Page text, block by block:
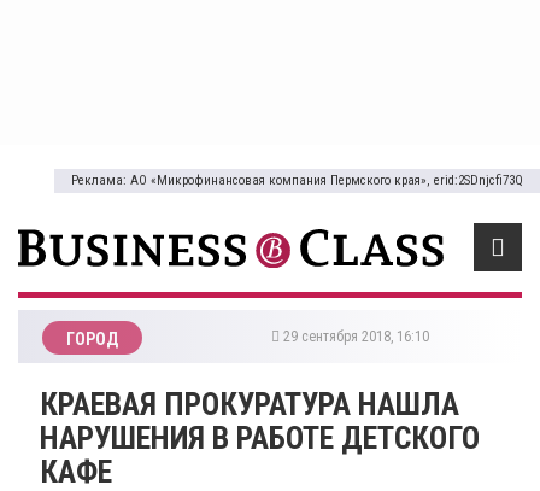
Реклама: АО «Микрофинансовая компания Пермского края», erid:2SDnjcfi73Q
ГОРОД 29 сентября 2018, 16:10
​КРАЕВАЯ ПРОКУРАТУРА НАШЛА
НАРУШЕНИЯ В РАБОТЕ ДЕТСКОГО
КАФЕ